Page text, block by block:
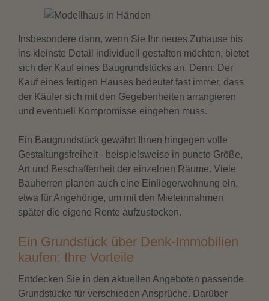
Insbesondere dann, wenn Sie Ihr neues Zuhause bis
ins kleinste Detail individuell gestalten möchten, bietet
sich der Kauf eines Baugrundstücks an. Denn: Der
Kauf eines fertigen Hauses bedeutet fast immer, dass
der Käufer sich mit den Gegebenheiten arrangieren
und eventuell Kompromisse eingehen muss.
Ein Baugrundstück gewährt Ihnen hingegen volle
Gestaltungsfreiheit - beispielsweise in puncto Größe,
Art und Beschaffenheit der einzelnen Räume. Viele
Bauherren planen auch eine Einliegerwohnung ein,
etwa für Angehörige, um mit den Mieteinnahmen
später die eigene Rente aufzustocken.
Ein Grundstück über Denk-Immobilien
kaufen: Ihre Vorteile
Entdecken Sie in den aktuellen Angeboten passende
Grundstücke für verschieden Ansprüche. Darüber